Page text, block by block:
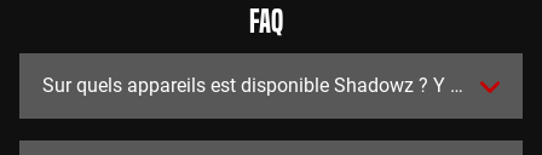
FAQ
Sur quels appareils est disponible Shadowz ? Y a t-il des